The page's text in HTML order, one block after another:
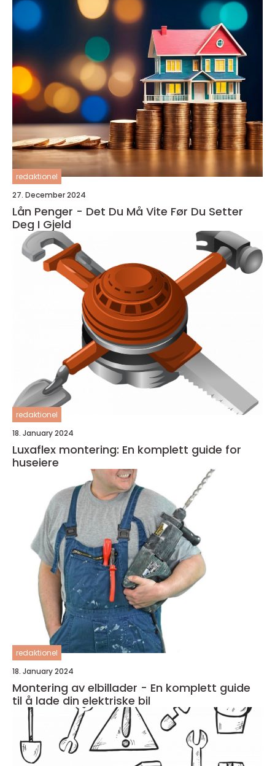
redaktionel
27. December 2024
Lån Penger - Det Du Må Vite Før Du Setter
Deg I Gjeld
redaktionel
18. January 2024
Luxaflex montering: En komplett guide for
huseiere
redaktionel
18. January 2024
Montering av elbillader - En komplett guide
til å lade din elektriske bil